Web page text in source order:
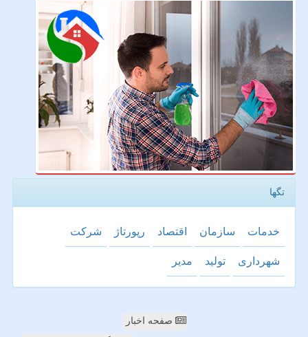
تگها
خدمات سازمان اقتصاد رپورتاژ شركت
شهرداری تولید مدیر
صفحه اخبار